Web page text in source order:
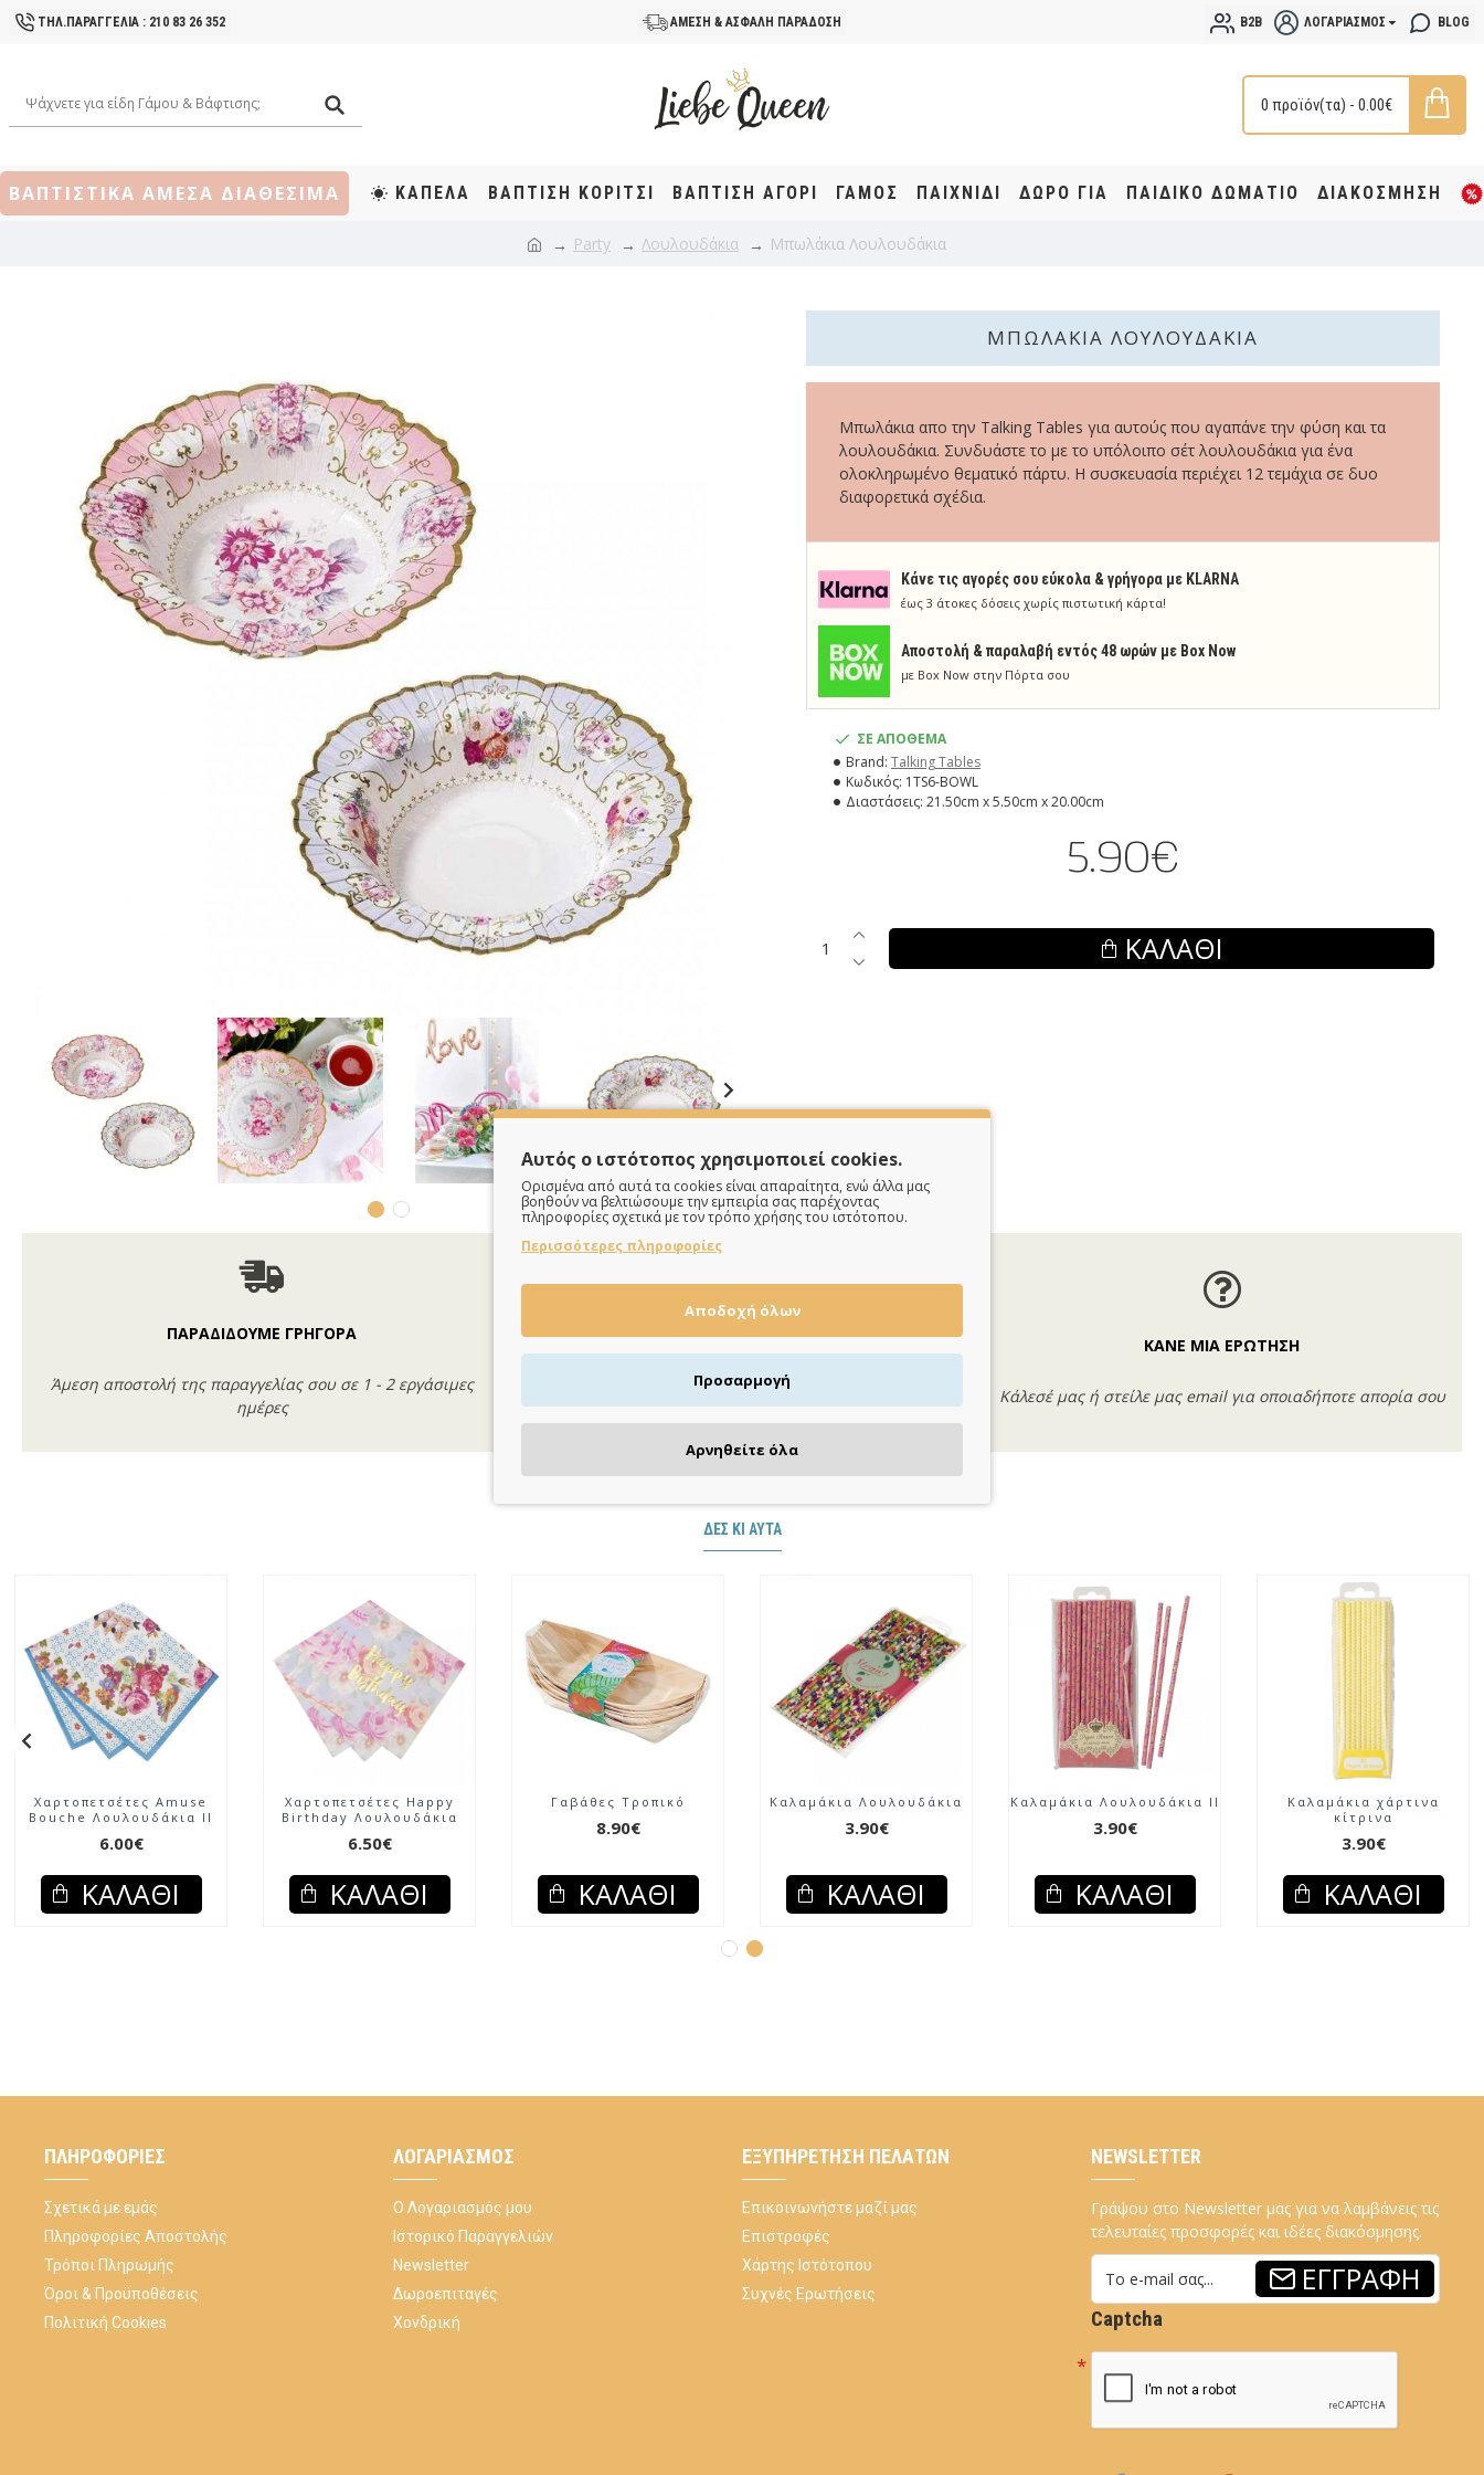
ΤΗΛ.ΠΑΡΑΓΓΕΛΙΑ : 210 83 26 352 ΑΜΕΣΗ & ΑΣΦΑΛΗ ΠΑΡΑΔΟΣΗ B2B ΛΟΓΑΡΙΑΣΜΌΣ BLOG
0 προϊόν(τα) - 0.00€
ΒΑΠΤΙΣΤΙΚΑ ΑΜΕΣΑ ΔΙΑΘΕΣΙΜΑ ΚΑΠΕΛΑ ΒΆΠΤΙΣΗ KOΡΊΤΣΙ ΒΆΠΤΙΣΗ ΑΓΌΡΙ ΓΑΜΟΣ ΠΑΙΧΝΙΔΙ ΔΩΡΟ ΓΙΑ ΠΑΙΔΙΚΟ ΔΩΜΑΤΙΟ ΔΙΑΚΟΣΜΗΣΗ
Party Λουλουδάκια Μπωλάκια Λουλουδάκια
ΜΠΩΛΆΚΙΑ ΛΟΥΛΟΥΔΆΚΙΑ
Κάνε τις αγορές σου εύκολα & γρήγορα με KLARNA
έως 3 άτοκες δόσεις χωρίς πιστωτική κάρτα!
Aποστολή & παραλαβή εντός 48 ωρών με Box Now
με Box Now στην Πόρτα σου
Μπωλάκια απο την Talking Tables για αυτούς που αγαπάνε την φύση και τα
λουλουδάκια. Συνδυάστε το με το υπόλοιπο σέτ λουλουδάκια για ένα
ολοκληρωμένο θεματικό πάρτυ. Η συσκευασία περιέχει 12 τεμάχια σε δυο
διαφορετικά σχέδια.
ΣΕ ΑΠΟΘΕΜΑ
Brand: Talking Tables
Κωδικός: 1TS6-BOWL
Διαστάσεις: 21.50cm x 5.50cm x 20.00cm
5.90€
ΚΑΛΆΘΙ
ΠΑΡΑΔΙΔΟΥΜΕ ΓΡΗΓΟΡΑ
Άμεση αποστολή της παραγγελίας σου σε 1 - 2 εργάσιμες
ημέρες
Πιστωτική/χρεωστική κάρτα, αντικαταβολή ή κατάθεση
ΚΑΝΕ ΜΙΑ ΕΡΩΤΗΣΗ
Κάλεσέ μας ή στείλε μας email για οποιαδήποτε απορία σου
ΔΕΣ ΚΙ ΑΥΤΆ
Χαρτοπετσέτες Amuse
Bouche Λουλουδάκια ΙΙ
6.00€
ΚΑΛΆΘΙ
Χαρτοπετσέτες Happy
Birthday Λουλουδάκια
6.50€
ΚΑΛΆΘΙ
Γαβάθες Τροπικό
8.90€
ΚΑΛΆΘΙ
Καλαμάκια Λουλουδάκια
3.90€
ΚΑΛΆΘΙ
Καλαμάκια Λουλουδάκια ΙΙ
3.90€
ΚΑΛΆΘΙ
Καλαμάκια χάρτινα
κίτρινα
3.90€
ΚΑΛΆΘΙ
ΠΛΗΡΟΦΟΡΊΕΣ
Σχετικά με εμάς
Πληροφορίες Αποστολής
Τρόποι Πληρωμής
Όροι & Προϋποθέσεις
Πολιτική Cookies
ΛΟΓΑΡΙΑΣΜΌΣ
Ο Λογαριασμός μου
Ιστορικό Παραγγελιών
Newsletter
Δωροεπιταγές
Χονδρική
ΕΞΥΠΗΡΈΤΗΣΗ ΠΕΛΑΤΏΝ
Επικοινωνήστε μαζί μας
Επιστροφές
Χάρτης Ιστότοπου
Συχνές Ερωτήσεις
NEWSLETTER
Γράψου στο Newsletter μας για να λαμβάνεις τις
τελευταίες προσφορές και ιδέες διακόσμησης.
ΕΓΓΡΑΦΉ
Captcha
Αυτός ο ιστότοπος χρησιμοποιεί cookies.
Ορισμένα από αυτά τα cookies είναι απαραίτητα, ενώ άλλα μας
βοηθούν να βελτιώσουμε την εμπειρία σας παρέχοντας
πληροφορίες σχετικά με τον τρόπο χρήσης του ιστότοπου.
Περισσότερες πληροφορίες
Αποδοχή όλων
Προσαρμογή
Αρνηθείτε όλα